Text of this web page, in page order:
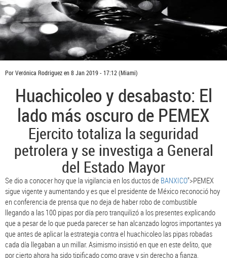
PorVerónica Rodriguezen8 Jan 2019 - 17:12(Miami)
Huachicoleo y desabasto: El
lado más oscuro de PEMEX
Ejercito totaliza la seguridad
petrolera y se investiga a General
del Estado Mayor
Se dio a conocer hoy que la vigilancia en los ductos de BANXICO">PEMEX
sigue vigente y aumentando y es que el presidente de México reconoció hoy
en conferencia de prensa que no deja de haber robo de combustible
llegando a las 100 pipas por día pero tranquilizó a los presentes explicando
que a pesar de lo que pueda parecer se han alcanzado logros importantes ya
que antes de aplicar la estrategia contra el huachicoleo las pipas robadas
cada día llegaban a un millar. Asimismo insistió en que en este delito, que
por cierto ahora ha sido tipificado como grave y sin derecho a fianza,